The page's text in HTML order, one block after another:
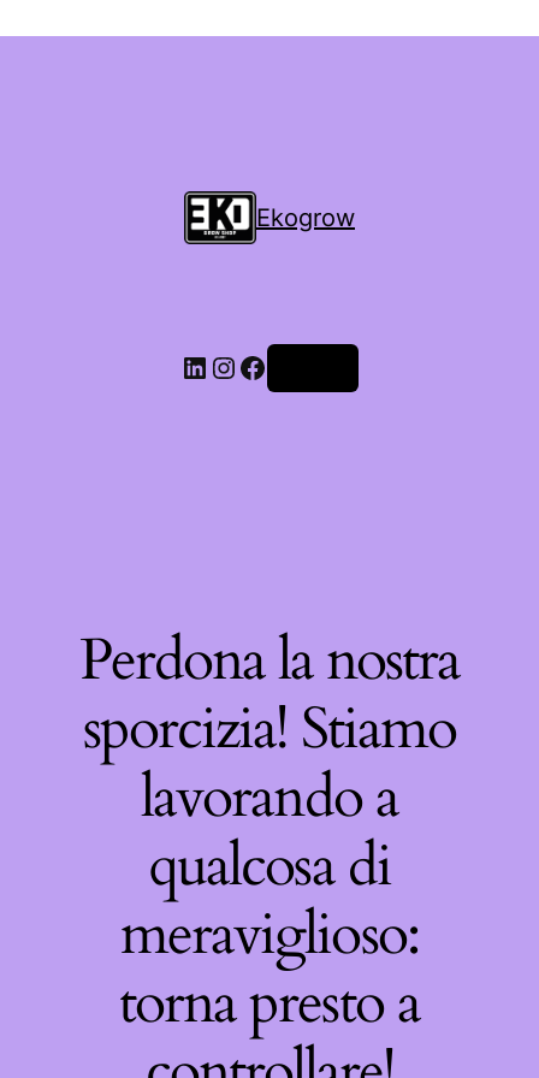
Ekogrow
Perdona la nostra
sporcizia! Stiamo
lavorando a
qualcosa di
meraviglioso:
torna presto a